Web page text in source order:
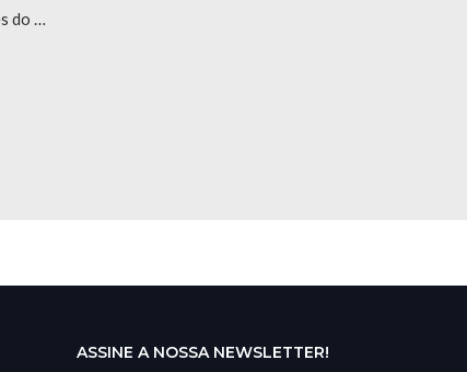
do …
ASSINE A NOSSA NEWSLETTER!